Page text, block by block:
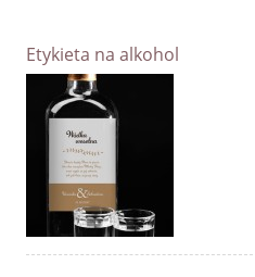
Etykieta na alkohol